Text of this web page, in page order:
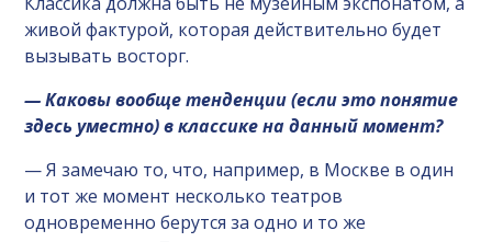
живой фактурой, которая действительно будет
вызывать восторг.
— Каковы вообще тенденции (если это понятие
здесь уместно) в классике на данный момент?
— Я замечаю то, что, например, в Москве в один
и тот же момент несколько театров
одновременно берутся за одно и то же